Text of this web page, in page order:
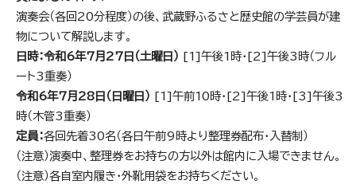
演奏会（各回20分程度）の後、武蔵野ふるさと歴史館の学芸員が建
物について解説します。
日時：令和6年7月27日（土曜日） [1]午後1時・[2]午後3時（フル
ート3重奏）
令和6年7月28日（日曜日） [1]午前10時・[2]午後1時・[3]午後3
時（木管3重奏）
定員：各回先着30名（各日午前9時より整理券配布・入替制）
（注意）演奏中、整理券をお持ちの方以外は館内に入場できません。
（注意）各自室内履き・外靴用袋をお持ちください。